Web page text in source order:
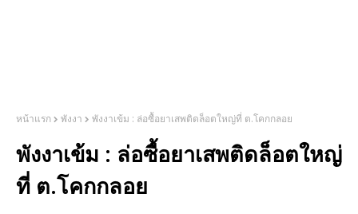
หน้าแรก พังงา พังงาเข้ม : ล่อซื้อยาเสพติดล็อตใหญ่ที่ ต.โคกกลอย
พังงาเข้ม : ล่อซื้อยาเสพติดล็อตใหญ่
ที่ ต.โคกกลอย